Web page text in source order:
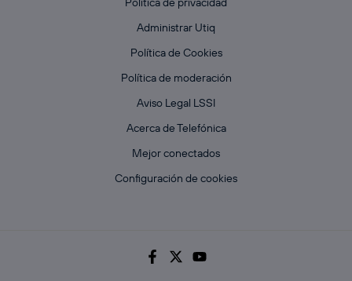
Administrar Utiq
Política de Cookies
Política de moderación
Aviso Legal LSSI
Acerca de Telefónica
Mejor conectados
Configuración de cookies